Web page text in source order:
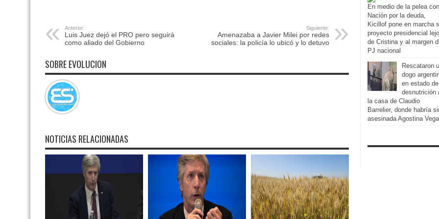
Anterior:
Luis Juez dejó el PRO pero seguirá
como aliado del Gobierno
Siguiente:
Amenazaba a Javier Milei por redes
sociales: la policía lo ubicó y lo detuvo
SOBRE EVOLUCION
NOTICIAS RELACIONADAS
En medio de la pelea con
Nación por la deuda,
Kicillof pone en marcha
proyecto presidencial
de Cristina y al margen
PJ nacional
Rescataron
dogo
en estado de
desnutrición
la casa de Claudio
Barrelier, donde habría
asesinada Agostina Vega